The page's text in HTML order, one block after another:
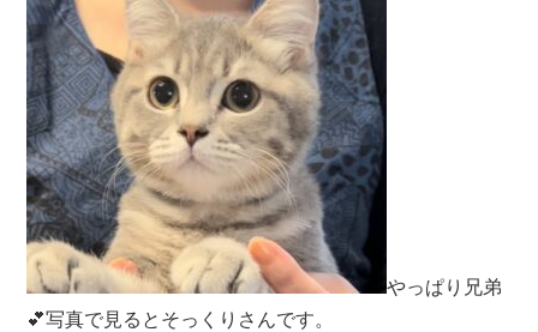
やっぱり兄弟
💕写真で見るとそっくりさんです。